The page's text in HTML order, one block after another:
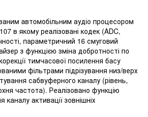
автомобільним аудіо процесором
в якому реалізовані кодек (ADC,
параметричний 16 смуговий
з функцією зміна добротності по
тимчасової посилення басу
фільтрами підрізування низ/верх
сабвуферного каналу (рівень,
частота). Реалізовано функцію
активації зовнішніх